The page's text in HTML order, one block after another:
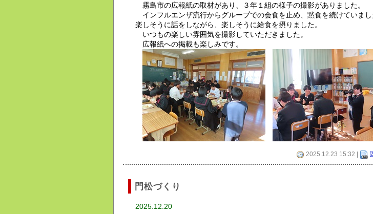
霧島市の広報紙の取材があり、３年１組の様子の撮影がありました。
インフルエンザ流行からグループでの会食を止め、黙食を続けていま
楽しそうに話をしながら、楽しそうに給食を摂りました。
いつもの楽しい雰囲気を撮影していただきました。
広報紙への掲載も楽しみです。
2025.12.23 15:32 |
門松づくり
2025.12.20